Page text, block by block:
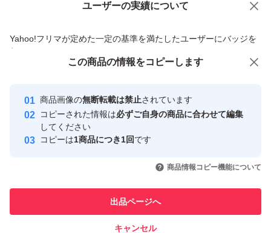
以降1個250円×個数で承ります。
柄は以下の通り(は品切中です)
3.数字
4.クリスマスツリー
5.十字架&ベル
ユーザーの実績について
Yahoo!フリマが定めた一定の基準を満たしたユーザーにバッジを
付与しています
安心取引出品者
心・安全なユーザーです
取引実績
引を完了させた実績があります
での取引実績があります
価格の相談 商品への質問
この商品の情報をコピーします
商品画像の無断転載は禁止されています
コピーされた情報は必ずご自身の商品に合わせて編集
してください
コピーは1商品につき1回です
商品情報コピー機能について
出品ページへ
キャンセル
この商品をみている人にオススメ